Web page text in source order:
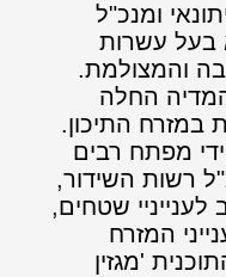
ומנכ"ל
בעל עשרות
והמצולמת.
החלה
במזרח התיכון.
מפתח רבים
רשות השידור,
שטחים,
המזרח
'מגזין